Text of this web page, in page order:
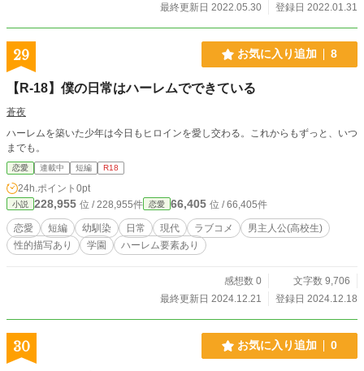
最終更新日 2022.05.30
登録日 2022.01.31
29 お気に入り追加 8
【R-18】僕の日常はハーレムでできている
蒼夜
ハーレムを築いた少年は今日もヒロインを愛し交わる。これからもずっと、いつ
までも。
恋愛 連載中 短編 R18
24h.ポイント 0pt
小説 228,955 位 / 228,955件 恋愛 66,405 位 / 66,405件
恋愛 短編 幼馴染 日常 現代 ラブコメ
男主人公(高校生)
性的描写あり
学園 ハーレム要素あり
感想数 0
文字数 9,706
最終更新日 2024.12.21
登録日 2024.12.18
30 お気に入り追加 0